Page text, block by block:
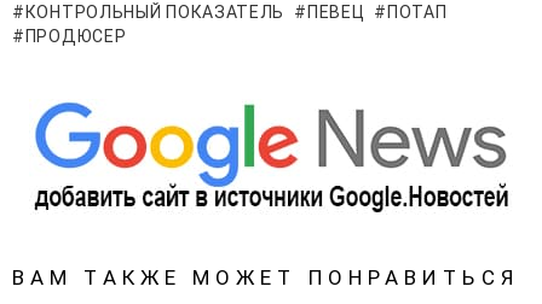
КОНТРОЛЬНЫЙ ПОКАЗАТЕЛЬ
ПЕВЕЦ
ПОТАП
ПРОДЮСЕР
ВАМ ТАКЖЕ МОЖЕТ ПОНРАВИТЬСЯ